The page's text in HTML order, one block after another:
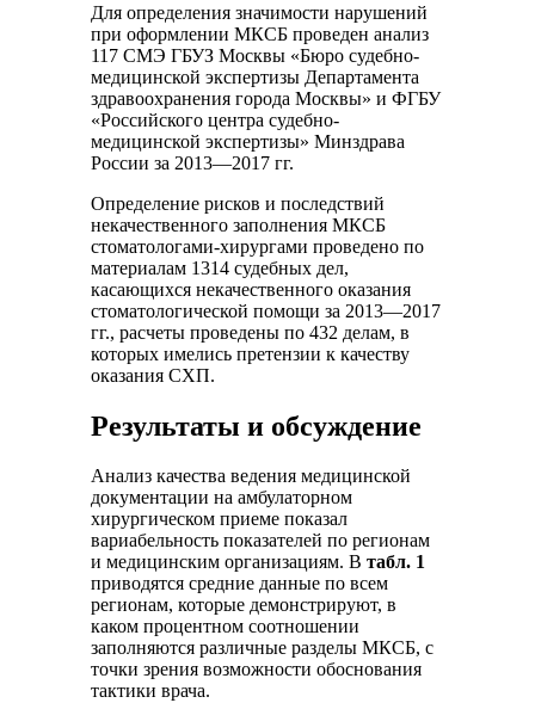
Для определения значимости нарушений
при оформлении МКСБ проведен анализ
117 СМЭ ГБУЗ Москвы «Бюро судебно-
медицинской экспертизы Департамента
здравоохранения города Москвы» и ФГБУ
«Российского центра судебно-
медицинской экспертизы» Минздрава
России за 2013—2017 гг.
Определение рисков и последствий
некачественного заполнения МКСБ
стоматологами-хирургами проведено по
материалам 1314 судебных дел,
касающихся некачественного оказания
стоматологической помощи за 2013—2017
гг., расчеты проведены по 432 делам, в
которых имелись претензии к качеству
оказания СХП.
Результаты и обсуждение
Анализ качества ведения медицинской
документации на амбулаторном
хирургическом приеме показал
вариабельность показателей по регионам
и медицинским организациям. Втабл. 1
приводятся средние данные по всем
регионам, которые демонстрируют, в
каком процентном соотношении
заполняются различные разделы МКСБ, с
точки зрения возможности обоснования
тактики врача.